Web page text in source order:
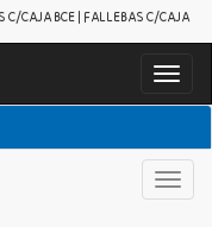
C/CAJA BCE | FALLEBAS C/CAJA